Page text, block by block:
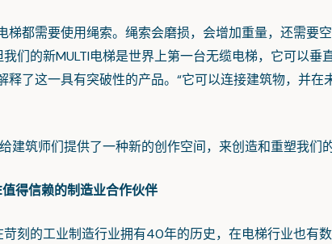
都需要使用绳索。绳索会磨损，会增加重量，还需要
们的新MULTI电梯是世界上第一台无缆电梯，它可以垂
释了这一具有突破性的产品。“它可以连接建筑物，并在
筑师们提供了一种新的创作空间，来创造和重塑我们的
得信赖的制造业合作伙伴
的工业制造行业拥有40年的历史，在电梯行业也有数